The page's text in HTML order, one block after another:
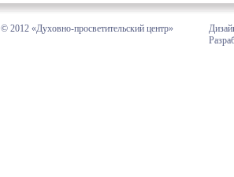
© 2012 «Духовно-просветительский центр»